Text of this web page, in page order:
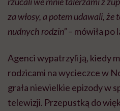
za włosy, a potem udawali, że
nudnych rodzin”– mówiła po
Agenci wypatrzyli ją, kiedy
rodzicami na wycieczce w
grała niewielkie epizody w
telewizji. Przepustką do